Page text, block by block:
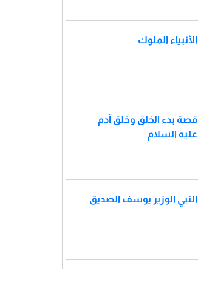
الأنبياء الملوك
قصة بدء الخلق وخلق آدم
عليه السلام
النبي الوزير يوسف الصديق